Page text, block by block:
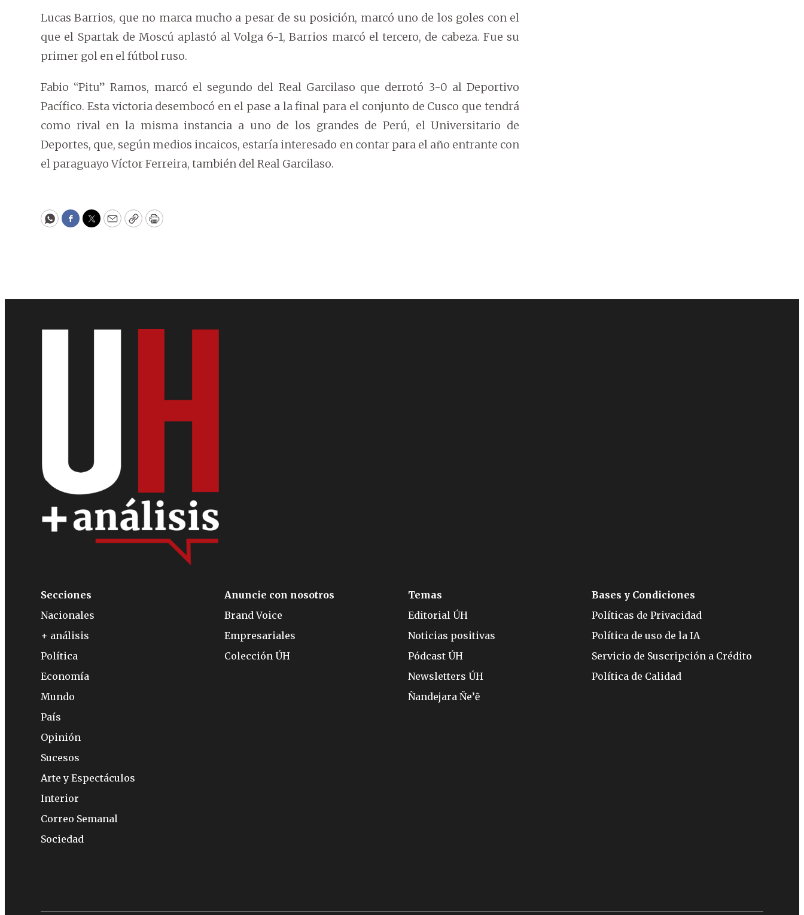
Lucas Barrios, que no marca mucho a pesar de su posición, marcó uno de los goles con el
que el Spartak de Moscú aplastó al Volga 6-1, Barrios marcó el tercero, de cabeza. Fue su
primer gol en el fútbol ruso.
Fabio “Pitu” Ramos, marcó el segundo del Real Garcilaso que derrotó 3-0 al Deportivo
Pacífico. Esta victoria desembocó en el pase a la final para el conjunto de Cusco que tendrá
como rival en la misma instancia a uno de los grandes de Perú, el Universitario de
Deportes, que, según medios incaicos, estaría interesado en contar para el año entrante con
el paraguayo Víctor Ferreira, también del Real Garcilaso.
WhatsApp
Facebook
Twitter
EmailCopyPrint
Secciones
Nacionales
+ análisis
Política
Economía
Mundo
País
Opinión
Sucesos
Arte y Espectáculos
Interior
Correo Semanal
Sociedad
Anuncie con nosotros
Brand Voice
Empresariales
Colección ÚH
Temas
Editorial ÚH
Noticias positivas
Pódcast ÚH
Newsletters ÚH
Ñandejara Ñe’ẽ
Bases y Condiciones
Políticas de Privacidad
Política de uso de la IA
Servicio de Suscripción a Crédito
Política de Calidad